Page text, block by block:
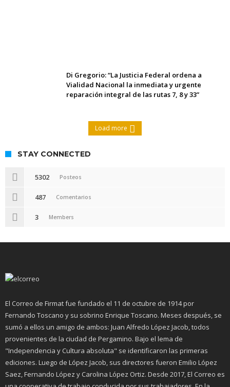
Di Gregorio: “La Justicia Federal ordena a
Vialidad Nacional la inmediata y urgente
reparación integral de las rutas 7, 8 y 33”
Load more
STAY CONNECTED
5302 Posteos
487 Comentarios
3 Members
El Correo de Firmat fue fundado el 11 de octubre de 1914 por
Fernando Toscano y su sobrino Enrique Toscano. Meses después, se
sumó a ellos un amigo de ambos: Juan Alfredo López Jacob, todos
provenientes de la ciudad de Pergamino. Bajo el lema de
"Independencia y Cultura absoluta" se identificaron las primeras
ediciones. Luego de López Jacob, sus directores fueron Emilio López
Saez, Fernando López y Carolina López Ortiz. Desde 2017, El Correo es